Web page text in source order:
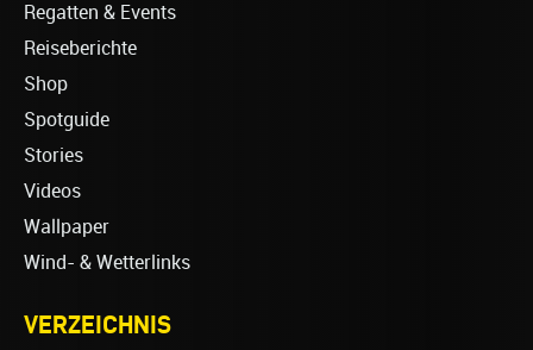
Regatten & Events
Reiseberichte
Shop
Spotguide
Stories
Videos
Wallpaper
Wind- & Wetterlinks
VERZEICHNIS